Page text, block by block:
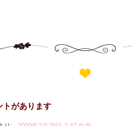
トがあります